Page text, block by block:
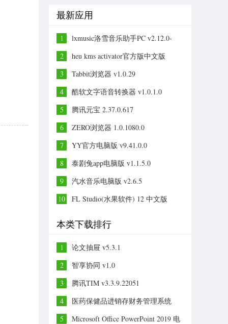
最新应用
1
lxmusic洛雪音乐助手PC v2.12.0-
2
heu kms activator官方版中文版
3
Tabbit浏览器 v1.0.29
4
酷软文字语音转换器 v1.0.1.0
5
腾讯元宝 2.37.0.617
6
ZERO浏览器 1.0.1080.0
7
YY官方电脑版 v9.41.0.0
8
泰剧兔app电脑版 v1.1.5.0
9
汽水音乐电脑版 v2.6.5
10
FL Studio(水果软件) 12 中文版
本类下载排行
1
论文抽屉 v5.3.1
2
智享协同 v1.0
3
腾讯TIM v3.3.9.22051
4
医药保健品进销存财务管理系统
5
Microsoft Office PowerPoint 2019 电